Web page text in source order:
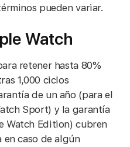
pueden variar.
Watch
retener hasta 80%
1,000 ciclos
de un año (para el
Sport) y la garantía
Watch Edition) cubren
caso de algún